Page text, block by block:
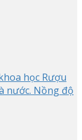
học Rượu
nước. Nồng độ